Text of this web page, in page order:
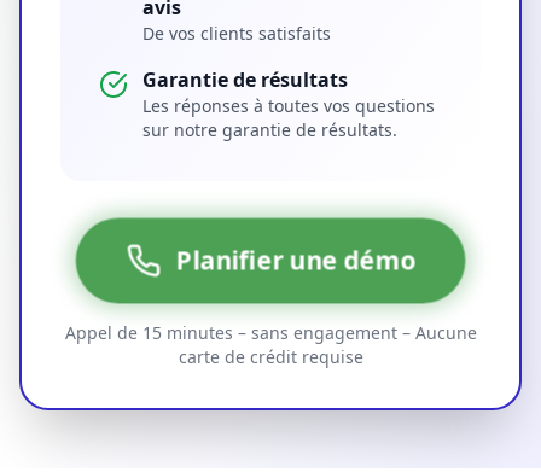
avis
De vos clients satisfaits
Garantie de résultats
Les réponses à toutes vos questions
sur notre garantie de résultats.
Planifier une démo
Appel de 15 minutes – sans engagement – Aucune
carte de crédit requise